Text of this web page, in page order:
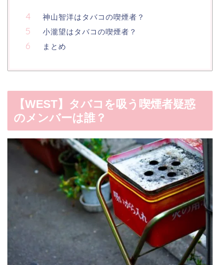
神山智洋はタバコの喫煙者？
小瀧望はタバコの喫煙者？
まとめ
【WEST】タバコを吸う喫煙者疑惑
のメンバーは誰？